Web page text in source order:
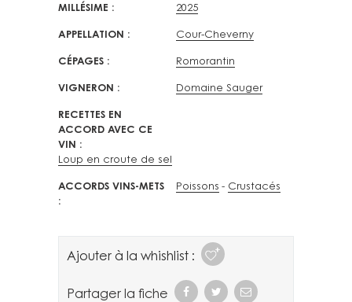
MILLÉSIME 2025
APPELLATION Cour-Cheverny
CÉPAGES Romorantin
VIGNERON Domaine Sauger
RECETTES EN
ACCORD AVEC CE
VIN
Loup en croute de sel
ACCORDS VINS-METS Poissons Crustacés
Ajouter à la whishlist :
Partager la fiche